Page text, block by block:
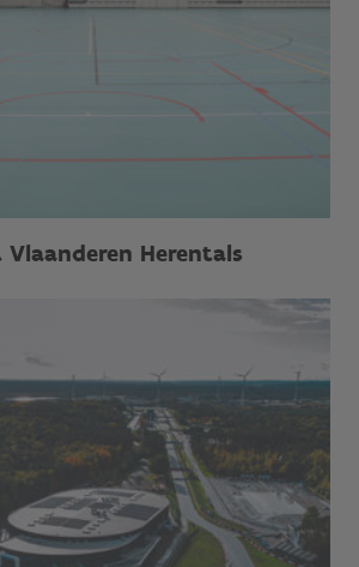
Vlaanderen Herentals